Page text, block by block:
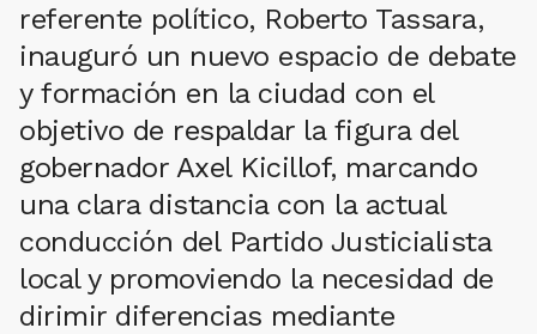
referente político, Roberto Tassara,
inauguró un nuevo espacio de debate
y formación en la ciudad con el
objetivo de respaldar la figura del
gobernador Axel Kicillof, marcando
una clara distancia con la actual
conducción del Partido Justicialista
local y promoviendo la necesidad de
dirimir diferencias mediante